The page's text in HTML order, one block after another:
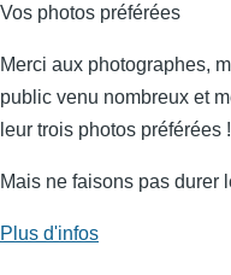
Vos photos préférées
Merci aux photographes,
public venu nombreux et
leur trois photos préférées !
Mais ne faisons pas durer
Plus d'infos